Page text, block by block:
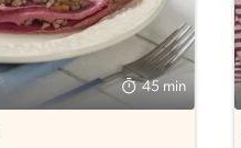
45 min